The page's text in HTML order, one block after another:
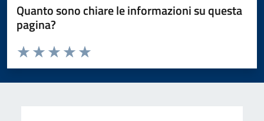
Quanto sono chiare le informazioni su questa
pagina?
Domanda
Valuta da 1 a 5 stelle la pagina
Valuta 5 stelle su 5
Valuta 4 stelle su 5
Valuta 3 stelle su 5
Valuta 2 stelle su 5
Valuta 1 stelle su 5